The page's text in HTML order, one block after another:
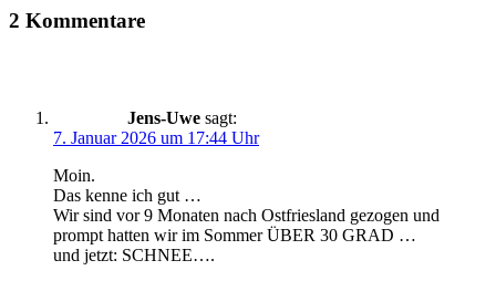
2 Kommentare
Jens-Uwe sagt:
7. Januar 2026 um 17:44 Uhr
Moin.
Das kenne ich gut …
Wir sind vor 9 Monaten nach Ostfriesland gezogen und
prompt hatten wir im Sommer ÜBER 30 GRAD …
und jetzt: SCHNEE….